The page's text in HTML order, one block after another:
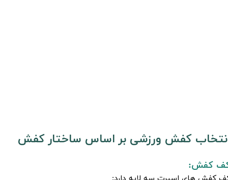
کفش ورزشی بر اساس ساختار کفش
کفش: